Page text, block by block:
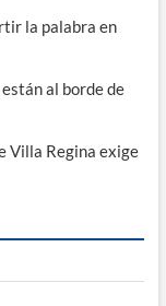
la palabra en
al borde de
Villa Regina exige